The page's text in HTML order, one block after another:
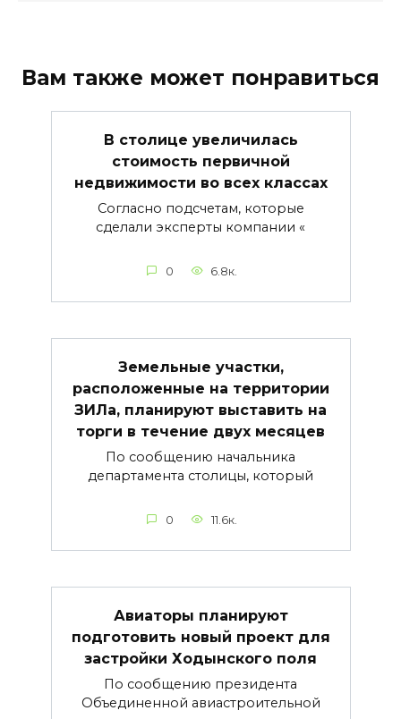
Вам также может понравиться
В столице увеличилась
стоимость первичной
недвижимости во всех классах
Согласно подсчетам, которые
сделали эксперты компании «
0 6.8к.
Земельные участки,
расположенные на территории
ЗИЛа, планируют выставить на
торги в течение двух месяцев
По сообщению начальника
департамента столицы, который
0 11.6к.
Авиаторы планируют
подготовить новый проект для
застройки Ходынского поля
По сообщению президента
Объединенной авиастроительной